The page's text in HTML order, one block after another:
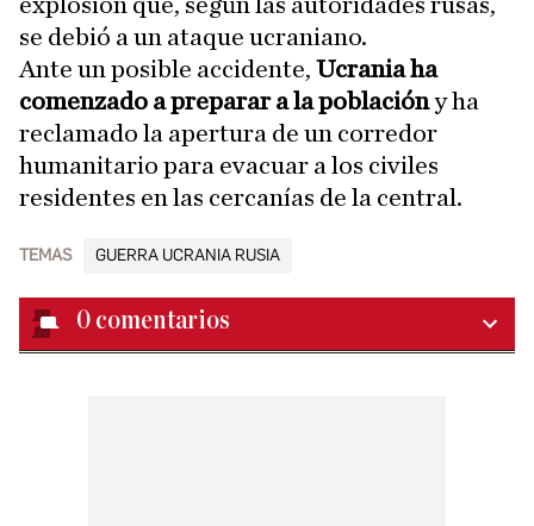
se debió a un ataque ucraniano.
Ante un posible accidente, Ucrania ha
comenzado a preparar a la poblacióny ha
reclamado la apertura de un corredor
humanitario para evacuar a los civiles
residentes en las cercanías de la central.
TEMAS GUERRA UCRANIA RUSIA
0 comentarios